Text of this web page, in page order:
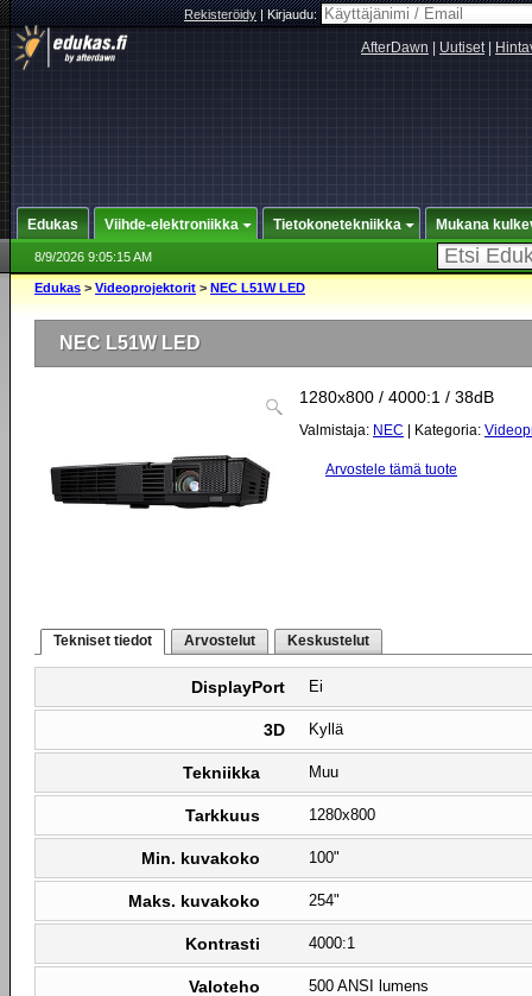
Rekisteröidy|Kirjaudu:
AfterDawn Uutiset|
Edukas Viihde-elektroniikka Tietokonetekniikka Mukana
8/9/2026 9:05:15 AM
Edukas > Videoprojektorit > NEC L51W LED
NEC L51W LED
1280x800 / 4000:1 / 38dB
Valmistaja: NEC | Kategoria:
Arvostele tämä tuote
Tekniset tiedot Arvostelut Keskustelut
DisplayPort Ei
3D Kyllä
Tekniikka Muu
Tarkkuus 1280x800
Min. kuvakoko 100"
Maks. kuvakoko 254"
Kontrasti 4000:1
Valoteho 500 ANSI lumens